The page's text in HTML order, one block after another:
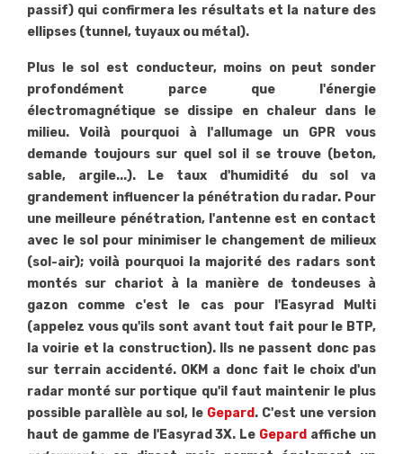
passif) qui confirmera les résultats et la nature des
ellipses (tunnel, tuyaux ou métal).
Plus le sol est conducteur, moins on peut sonder
profondément parce que l'énergie
électromagnétique se dissipe en chaleur dans le
milieu. Voilà pourquoi à l'allumage un GPR vous
demande toujours sur quel sol il se trouve (beton,
sable, argile...). Le taux d'humidité du sol va
grandement influencer la pénétration du radar. Pour
une meilleure pénétration, l'antenne est en contact
avec le sol pour minimiser le changement de milieux
(sol-air); voilà pourquoi la majorité des radars sont
montés sur chariot à la manière de tondeuses à
gazon comme c'est le cas pour l'Easyrad Multi
(appelez vous qu'ils sont avant tout fait pour le BTP,
la voirie et la construction). Ils ne passent donc pas
sur terrain accidenté. OKM a donc fait le choix d'un
radar monté sur portique qu'il faut maintenir le plus
possible parallèle au sol, le Gepard. C'est une version
haut de gamme de l'Easyrad 3X. Le Gepard affiche un